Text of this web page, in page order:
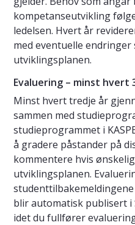
kompetanseutvikling
ledelsen. Hvert år
med eventuelle
utviklingsplanen.
Evaluering – minst hvert
Minst hvert tredje år
sammen med
studieprogrammet i
å gradere påstander på
kommentere hvis
utviklingsplanen.
blir automatisk publisert
idet du fullfører